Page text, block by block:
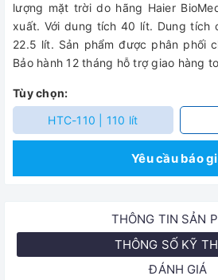
lượng mặt trời do hãng Haier
xuất. Với dung tích 40 lít. Dung tích
22.5 lít. Sản phẩm được phân phối
Bảo hành 12 tháng hỗ trợ giao hàng
Tùy chọn:
HTC-110 | 110 lít
Yêu cầu báo
THÔNG TIN SẢN
THÔNG SỐ KỸ
ĐÁNH GIÁ